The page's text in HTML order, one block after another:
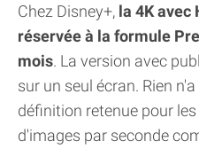
Chez Disney+, la 4K avec
réservée à la formule
mois. La version avec
sur un seul écran. Rien
définition retenue pour
d'images par seconde